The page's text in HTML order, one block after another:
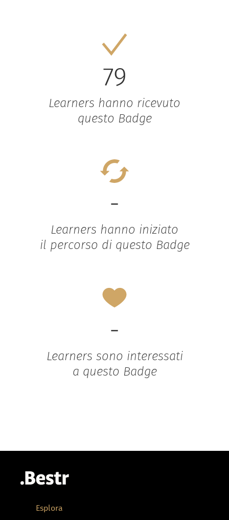
79
Learners hanno ricevuto
questo Badge
-
Learners hanno iniziato
il percorso di questo Badge
-
Learners sono interessati
a questo Badge
Esplora